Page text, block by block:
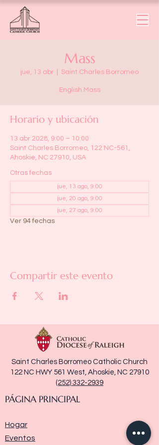
Mass
jue, 13 abr Saint Charles Borromeo
English Mass
Horario y ubicación
13 abr 2028, 9:00 – 10:00
Saint Charles Borromeo, 122 NC-561,
Ahoskie, NC 27910, USA
Otras fechas
jue, 13 ago, 9:00
jue, 20 ago, 9:00
jue, 27 ago, 9:00
Ver 94 fechas
Compartir este evento
Saint Charles Borromeo Catholic Church
122 NC HWY 561 West, Ahoskie, NC 27910
(252) 332-2939
PÁGINA PRINCIPAL
Hogar
Eventos